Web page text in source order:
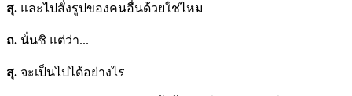
สุ. และไปสั่งรูปของคนอื่นด้วยใช่ไหม
ถ. นั่นซิ แต่ว่า...
สุ. จะเป็นไปได้อย่างไร